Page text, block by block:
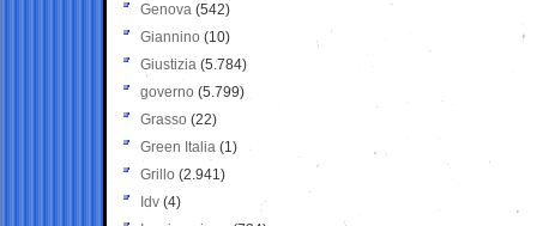
Genova (542)
Giannino (10)
Giustizia (5.784)
governo (5.799)
Grasso (22)
Green Italia (1)
Grillo (2.941)
Idv (4)